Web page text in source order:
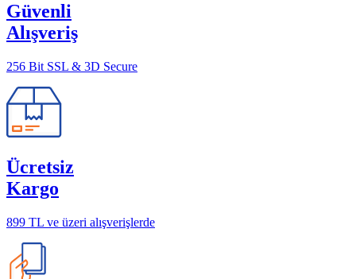
Güvenli
Alışveriş
256 Bit SSL & 3D Secure
Ücretsiz
Kargo
899 TL ve üzeri alışverişlerde